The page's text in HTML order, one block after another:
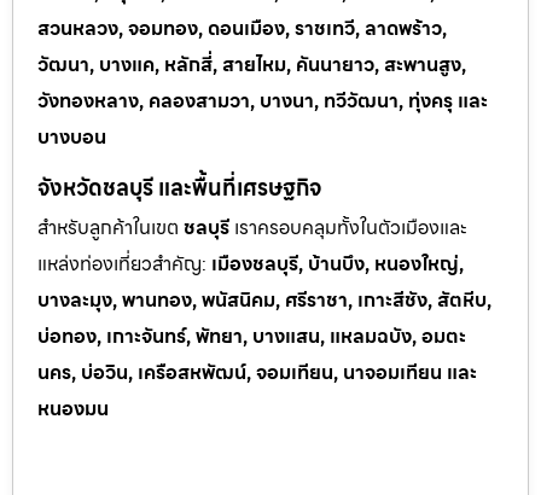
สวนหลวง, จอมทอง, ดอนเมือง, ราชเทวี, ลาดพร้าว,
วัฒนา, บางแค, หลักสี่, สายไหม, คันนายาว, สะพานสูง,
วังทองหลาง, คลองสามวา, บางนา, ทวีวัฒนา, ทุ่งครุ และ
บางบอน
จังหวัดชลบุรี และพื้นที่เศรษฐกิจ
สำหรับลูกค้าในเขต ชลบุรี เราครอบคลุมทั้งในตัวเมืองและ
แหล่งท่องเที่ยวสำคัญ: เมืองชลบุรี, บ้านบึง, หนองใหญ่,
บางละมุง, พานทอง, พนัสนิคม, ศรีราชา, เกาะสีชัง, สัตหีบ,
บ่อทอง, เกาะจันทร์, พัทยา, บางแสน, แหลมฉบัง, อมตะ
นคร, บ่อวิน, เครือสหพัฒน์, จอมเทียน, นาจอมเทียน และ
หนองมน